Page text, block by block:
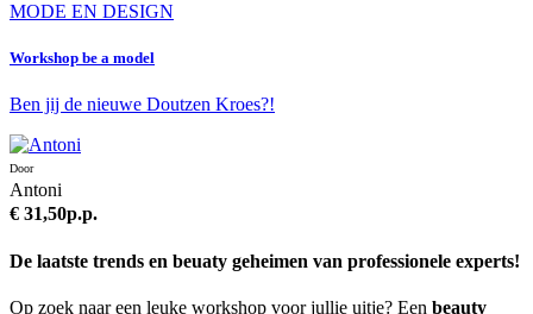
MODE EN DESIGN
Workshop be a model
Ben jij de nieuwe Doutzen Kroes?!
Door
Antoni
€ 31,50p.p.
De laatste trends en beuaty geheimen van professionele experts!
Op zoek naar een leuke workshop voor jullie uitje? Een beauty